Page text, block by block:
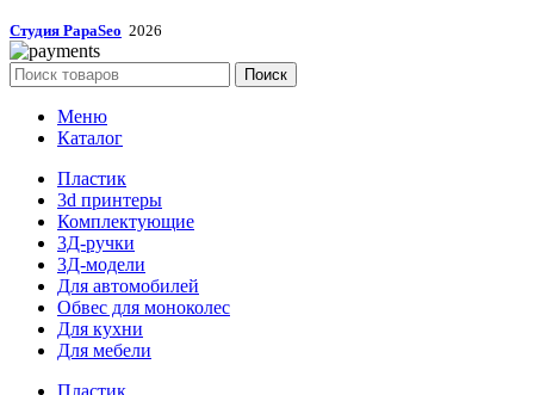
Студия PapaSeo 2026
Поиск
Меню
Каталог
Пластик
3d принтеры
Комплектующие
3Д-ручки
3Д-модели
Для автомобилей
Обвес для моноколес
Для кухни
Для мебели
Пластик